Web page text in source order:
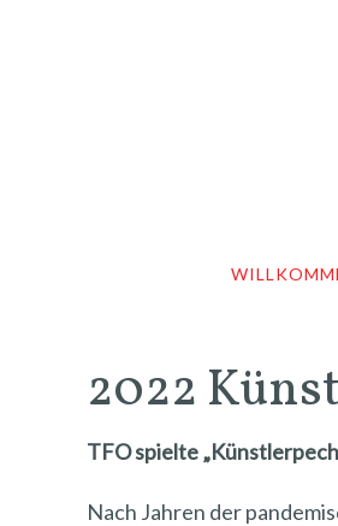
2022
TFO spielte
Nach Jahren der